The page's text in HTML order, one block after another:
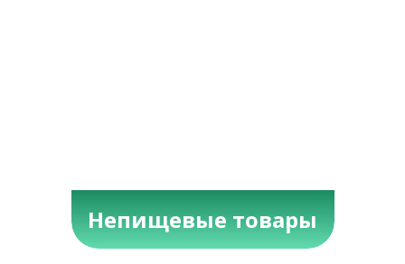
Непищевые товары